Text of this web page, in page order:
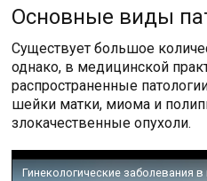
Основные виды
Существует большое
однако, в медицинской
распространенные
шейки матки, миома и
злокачественные опухоли.
Гинекологические заболевания